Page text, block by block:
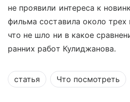
не проявили интереса к
фильма составила около трех
что не шло ни в какое
ранних работ Кулиджанова.
статья Что посмотреть